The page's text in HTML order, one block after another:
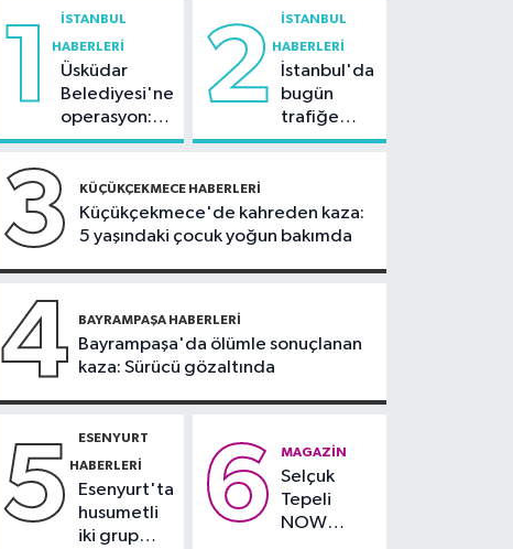
deneyimi denize
taşınacak
Güncel
19:00'Çerçeve yasa'
teklifi komisyonda
Spor
18:59Hamza Yerlikaya:
2028 Olimpiyatları'nda
modern pentatlonda
edeceğiz
18:44Kireçburnu Sahili
Antalya plajlarını
aratmadı
1 İSTANBUL
HABERLERI
Üsküdar
Belediyesi'ne
operasyon:
Sinem
tutuklama
talebi
2 İSTANBUL
HABERLERI
İstanbul'da
bugün
trafiğe
dikkat:
bazı yollar
kapatılacak
3 KÜÇÜKÇEKMECE HABERLERI
Küçükçekmece'de kahreden kaza:
5 yaşındaki çocuk yoğun bakımda
4 BAYRAMPAŞA HABERLERI
Bayrampaşa'da ölümle sonuçlanan
kaza: Sürücü gözaltında
5 ESENYURT
HABERLERI
Esenyurt'ta
husumetli
iki grup
6 MAGAZIN
Selçuk
Tepeli
NOW